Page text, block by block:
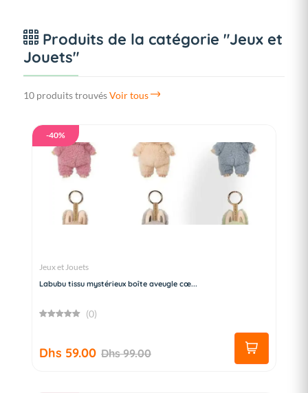
Produits de la catégorie "Jeux et
Jouets"
10 produits trouvésVoir tous
-40%
Jeux et Jouets
Labubu tissu mystérieux boîte aveugle cœ...
(0)
Dhs 59.00 Dhs 99.00